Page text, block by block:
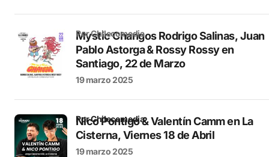
Mystic Changos Rodrigo Salinas, Juan
Pablo Astorga & Rossy Rossy en
Santiago, 22 de Marzo
por Chilecomedia
19 marzo 2025
Nico Pontigo & Valentín Camm en La
Cisterna, Viernes 18 de Abril
por Chilecomedia
19 marzo 2025